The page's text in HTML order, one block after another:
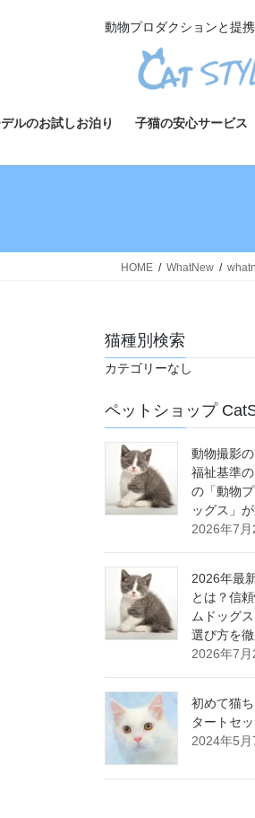
へ
ョ
動物プロダクションと提
ルのお試しお泊り 子猫の安心サービス
HOME WhatNew
猫種別検索
カテゴリーなし
ペットショップ
動物撮影
福祉基準
の「動物
ッグス」
2026年7月
2026年最
とは？信
ムドッグ
選び方を徹
2026年7月
初めて猫
タートセ
2024年5月